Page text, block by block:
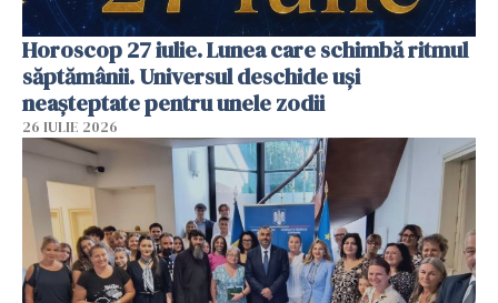
Horoscop 27 iulie. Lunea care schimbă ritmul
săptămânii. Universul deschide uși
neașteptate pentru unele zodii
26 IULIE 2026